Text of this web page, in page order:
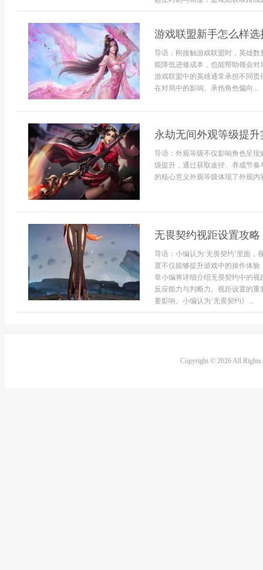
游戏联盟新手怎么样
导语：刚接触游戏联盟时，英雄
能降低进修成本，也能帮助领会
游戏联盟中的英雄通常承担不同
在对局中的影响。承伤角色偏向...
永劫无间外观等级提
导语：外观等级不仅影响角色呈
级提升，通过获取途径、养成节
的核心意义外观等级体现了外观
无畏契约视距设置攻略
导语：小编认为‘无畏契约’里面
置不仅能够提升游戏中的操作体
章小编将详细介绍无畏契约中的
反应能力与判断力。视距设置的
要影响。小编认为‘无畏契约》...
Copyright © 2026 All